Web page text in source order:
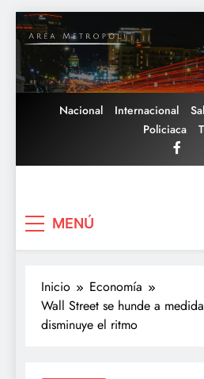
Saltar
al
contenido
Nacional Internacional
Policiaca
MENÚ
Inicio
Economía
Wall Street se hunde a
disminuye el ritmo